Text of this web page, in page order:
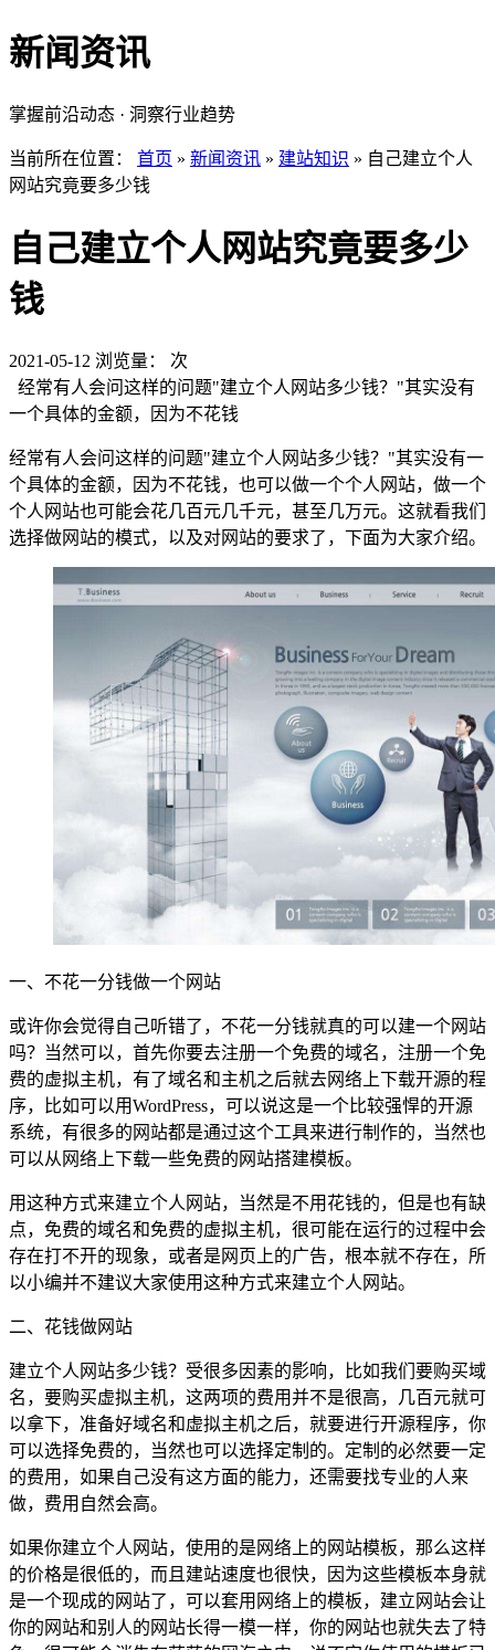
新闻资讯
掌握前沿动态 · 洞察行业趋势
当前所在位置： 首页 » 新闻资讯 » 建站知识 » 自己建立个人
网站究竟要多少钱
自己建立个人网站究竟要多少
钱
2021-05-12 浏览量：
次
经常有人会问这样的问题"建立个人网站多少钱？"其实没有
一个具体的金额，因为不花钱
经常有人会问这样的问题"建立个人网站多少钱？"其实没有一
个具体的金额，因为不花钱，也可以做一个个人网站，做一个
个人网站也可能会花几百元几千元，甚至几万元。这就看我们
选择做网站的模式，以及对网站的要求了，下面为大家介绍。
一、不花一分钱做一个网站
或许你会觉得自己听错了，不花一分钱就真的可以建一个网站
吗？当然可以，首先你要去注册一个免费的域名，注册一个免
费的虚拟主机，有了域名和主机之后就去网络上下载开源的程
序，比如可以用WordPress，可以说这是一个比较强悍的开源
系统，有很多的网站都是通过这个工具来进行制作的，当然也
可以从网络上下载一些免费的网站搭建模板。
用这种方式来建立个人网站，当然是不用花钱的，但是也有缺
点，免费的域名和免费的虚拟主机，很可能在运行的过程中会
存在打不开的现象，或者是网页上的广告，根本就不存在，所
以小编并不建议大家使用这种方式来建立个人网站。
二、花钱做网站
建立个人网站多少钱？受很多因素的影响，比如我们要购买域
名，要购买虚拟主机，这两项的费用并不是很高，几百元就可
以拿下，准备好域名和虚拟主机之后，就要进行开源程序，你
可以选择免费的，当然也可以选择定制的。定制的必然要一定
的费用，如果自己没有这方面的能力，还需要找专业的人来
做，费用自然会高。
如果你建立个人网站，使用的是网络上的网站模板，那么这样
的价格是很低的，而且建站速度也很快，因为这些模板本身就
是一个现成的网站了，可以套用网络上的模板，建立网站会让
你的网站和别人的网站长得一模一样，你的网站也就失去了特